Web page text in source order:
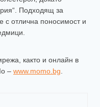
Подходящ за
с отлична поносимост и
както и онлайн в
– www.momo.bg